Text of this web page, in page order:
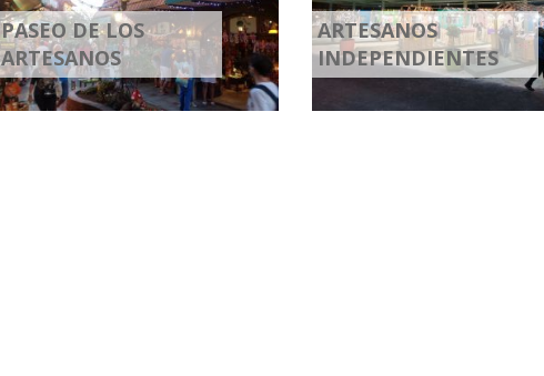
PASEO DE LOS
ARTESANOS
ARTESANOS
INDEPENDIENTES